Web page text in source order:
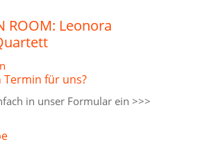
ROOM: Leonora
Termin für uns?
in unser Formular ein >>>